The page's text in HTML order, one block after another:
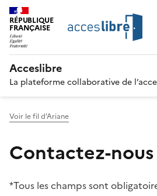
RÉPUBLIQUE
FRANÇAISE
Acceslibre
La plateforme collaborative de
Voir le fil d'Ariane
Contactez-nous
*Tous les champs sont